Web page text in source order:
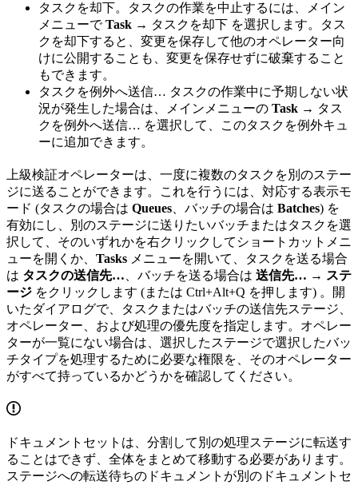
タスクを却下。タスクの作業を中止するには、メイン
メニューでTask → タスクを却下 を選択します。タス
クを却下すると、変更を保存して他のオペレーター向
けに公開することも、変更を保存せずに破棄すること
もできます。
タスクを例外へ送信… タスクの作業中に予期しない状
況が発生した場合は、メインメニューの Task → タス
クを例外へ送信… を選択して、このタスクを例外キュ
ーに追加できます。
上級検証オペレーターは、一度に複数のタスクを別のステー
ジに送ることができます。これを行うには、対応する表示モ
ード (タスクの場合は Queues 、バッチの場合は Batches) を
有効にし、別のステージに送りたいバッチまたはタスクを選
択して、そのいずれかを右クリックしてショートカットメニ
ューを開くか、 Tasks メニューを開いて、タスクを送る場合
は タスクの送信先… 、バッチを送る場合は 送信先… → ステ
ージ をクリックします (または Ctrl+Alt+Q を押します) 。開
いたダイアログで、タスクまたはバッチの送信先ステージ、
オペレーター、および処理の優先度を指定します。オペレー
ターが一覧にない場合は、選択したステージで選択したバッ
チタイプを処理するために必要な権限を、そのオペレーター
がすべて持っているかどうかを確認してください。
ドキュメントセットは、分割して別の処理ステージに転送す
ることはできず、全体をまとめて移動する必要があります。
ステージへの転送待ちのドキュメントが別のドキュメントセ